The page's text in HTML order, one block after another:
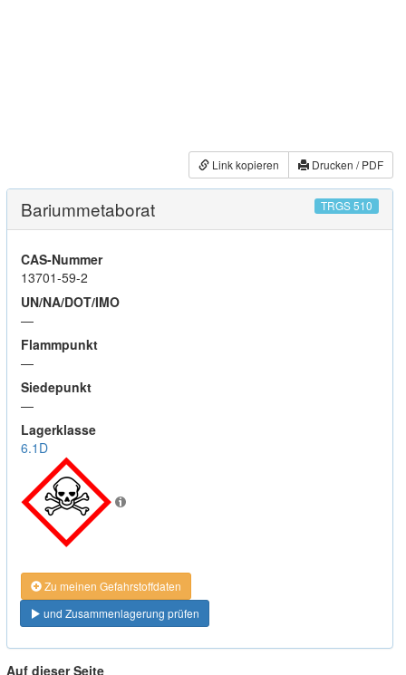
Link kopieren Drucken / PDF
Bariummetaborat TRGS 510
CAS-Nummer
13701-59-2
UN/NA/DOT/IMO
—
Flammpunkt
—
Siedepunkt
—
Lagerklasse
6.1D
Zu meinen Gefahrstoffdaten
und Zusammenlagerung prüfen
Auf dieser Seite